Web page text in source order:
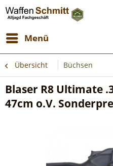
Menü
Übersicht Büchsen
Blaser R8 Ultimate
47cm o.V.